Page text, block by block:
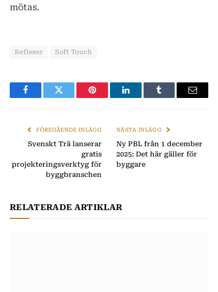
mötas.
Reflexer Soft Touch
FacebookTwitter Pinterest LinkedInTumblr
E-
FÖREGÅENDE INLÄGG
Svenskt Trä lanserar
gratis
projekteringsverktyg för
byggbranschen
NÄSTA INLÄGG
Ny PBL från 1 december
2025: Det här gäller för
byggare
RELATERADE ARTIKLAR